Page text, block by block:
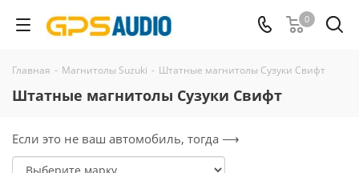
0
Главная - Магнитолы Suzuki - Штатные магнитолы Сузуки Свифт
Штатные магнитолы Сузуки Свифт
Если это не ваш автомобиль, тогда ⟶